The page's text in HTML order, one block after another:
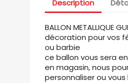
Description
BALLON METALLIQUE
décoration pour vos
ou barbie
ce ballon vous sera
en magasin, nous
personnaliser ou